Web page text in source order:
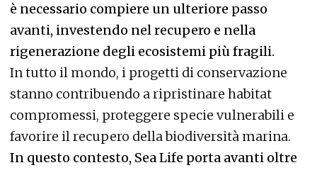
è necessario compiere un ulteriore passo
avanti, investendo nel recupero e nella
rigenerazione degli ecosistemi più fragili.
In tutto il mondo, i progetti di conservazione
stanno contribuendo a ripristinare habitat
compromessi, proteggere specie vulnerabili e
favorire il recupero della biodiversità marina.
In questo contesto, Sea Life porta avanti oltre